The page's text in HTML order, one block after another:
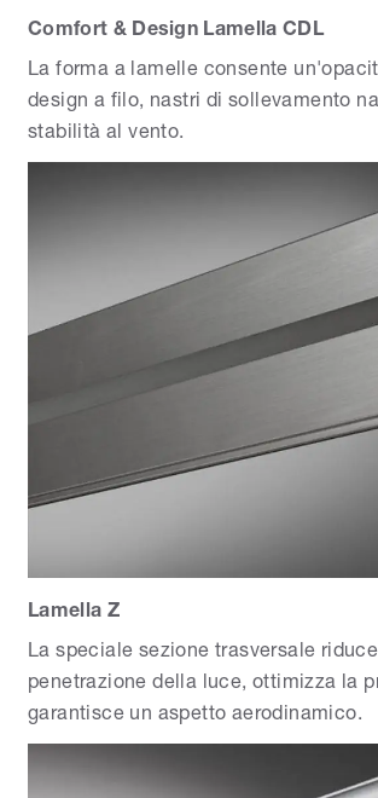
Comfort & Design Lamella CDL
La forma a lamelle consente
design a filo, nastri di sollevamento
stabilità al vento.
Lamella Z
La speciale sezione trasversale
penetrazione della luce, ottimizza la
garantisce un aspetto aerodinamico.